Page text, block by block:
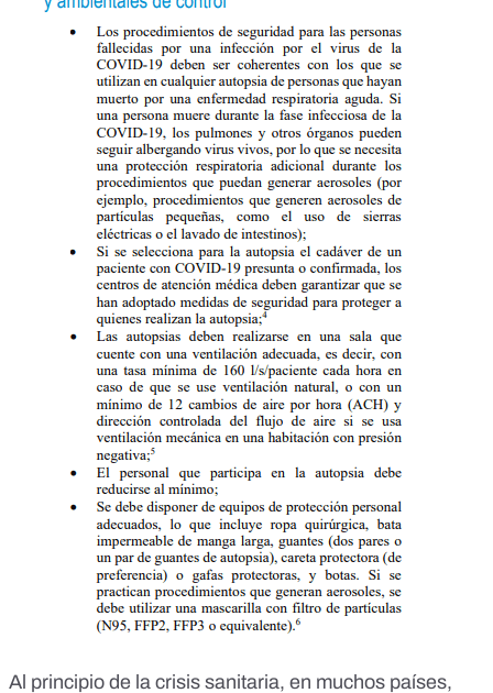
Al principio de la crisis sanitaria, en muchos países,